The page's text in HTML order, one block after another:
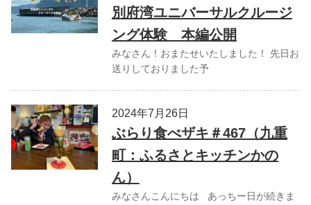
別府湾ユニバーサルクルージ
ング体験 本編公開
みなさん！おまたせいたしました！ 先日お
送りしておりました予
2024年7月26日
ぶらり食べザキ＃467（九重
町：ふるさとキッチンかの
ん）
みなさんこんにちは あっちー日が続きま